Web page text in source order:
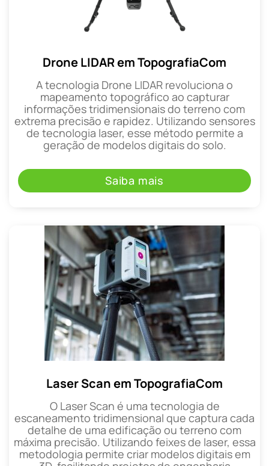
Drone LIDAR em TopografiaCom
A tecnologia Drone LIDAR revoluciona o
mapeamento topográfico ao capturar
informações tridimensionais do terreno com
extrema precisão e rapidez. Utilizando sensores
de tecnologia laser, esse método permite a
geração de modelos digitais do solo.
Saiba mais
Laser Scan em TopografiaCom
O Laser Scan é uma tecnologia de
escaneamento tridimensional que captura cada
detalhe de uma edificação ou terreno com
máxima precisão. Utilizando feixes de laser, essa
metodologia permite criar modelos digitais em